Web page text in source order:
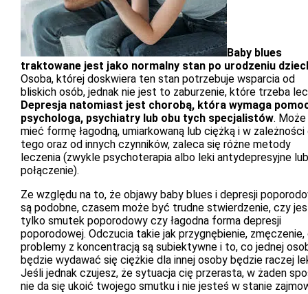
Baby blues
traktowane jest jako normalny stan po urodzeniu
Osoba, której doskwiera ten stan potrzebuje wsparcia od
bliskich osób, jednak nie jest to zaburzenie, które trzeba
Depresja natomiast jest chorobą, która wymaga
psychologa, psychiatry lub obu tych specjalistów. Może
mieć formę łagodną, umiarkowaną lub ciężką i w zależności
tego oraz od innych czynników, zaleca się różne metody
leczenia (zwykle psychoterapia albo leki antydepresyjne
połączenie).
Ze względu na to, że objawy baby blues i depresji
są podobne, czasem może być trudne stwierdzenie, czy
tylko smutek poporodowy czy łagodna forma depresji
poporodowej. Odczucia takie jak przygnębienie, zmęczenie,
problemy z koncentracją są subiektywne i to, co jednej
będzie wydawać się ciężkie dla innej osoby będzie raczej
Jeśli jednak czujesz, że sytuacja cię przerasta, w żaden
nie da się ukoić twojego smutku i nie jesteś w stanie